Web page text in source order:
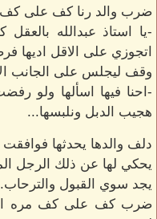
ضرب والد رنا كف على
-يا استاذ عبدالله
اتجوزي على الاقل اديها
وقف ليجلس على الجانب
-احنا فيها اسألها ولو
هجيب الدبل ونلبسها...
دلف والدها يحدثها
يحكي لها عن ذلك الرجل
يجد سوي القبول
ضرب كف على كف مره